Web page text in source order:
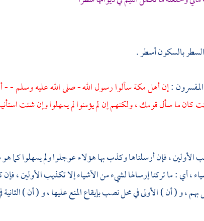
بالسكون أسطر .
:إن أهلمكةسألوا رسول الله - صلى الله عليه وسلم - -
كان ما سأل قومك ، ولكنهم إن لم يؤمنوا لم يمهلوا وإن شئت
، فإن أرسلناها وكذب بها هؤلاء عوجلوا ولم يمهلوا كما هو
، أي : ما تركنا إرسالها لشيء من الأشياء إلا تكذيب الأولين ،
و ( أن ) الأولى في محل نصب بإيقاع المنع عليها ، و ( أن ) الثانية